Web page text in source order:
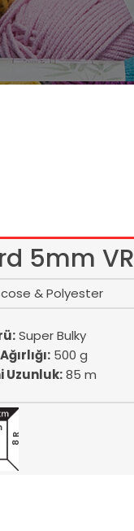
5mm VR
& Polyester
Super Bulky
500 g
Uzunluk:85 m
8 R